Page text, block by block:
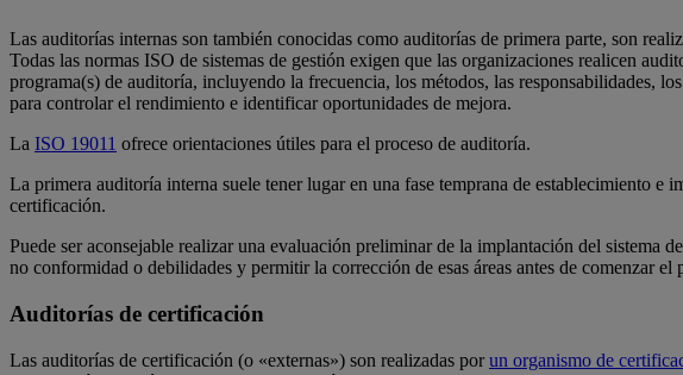
Las auditorías internas son también conocidas como auditorías de primera parte, son
Todas las normas ISO de sistemas de gestión exigen que las organizaciones realicen
programa(s) de auditoría, incluyendo la frecuencia, los métodos, las responsabilidades,
para controlar el rendimiento e identificar oportunidades de mejora.
La ISO 19011 ofrece orientaciones útiles para el proceso de auditoría.
La primera auditoría interna suele tener lugar en una fase temprana de establecimiento
certificación.
Puede ser aconsejable realizar una evaluación preliminar de la implantación del sistema
no conformidad o debilidades y permitir la corrección de esas áreas antes de comenzar el
Auditorías de certificación
Las auditorías de certificación (o «externas») son realizadas porun organismo de